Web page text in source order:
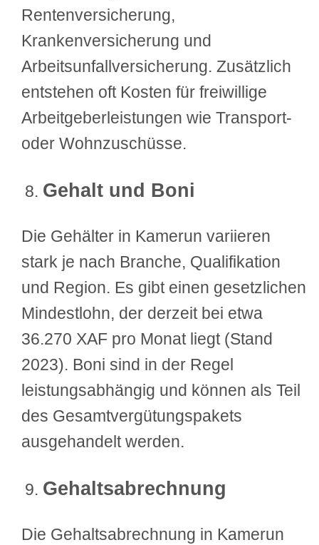
Rentenversicherung,
Krankenversicherung und
Arbeitsunfallversicherung. Zusätzlich
entstehen oft Kosten für freiwillige
Arbeitgeberleistungen wie Transport-
oder Wohnzuschüsse.
Gehalt und Boni
Die Gehälter in Kamerun variieren
stark je nach Branche, Qualifikation
und Region. Es gibt einen gesetzlichen
Mindestlohn, der derzeit bei etwa
36.270 XAF pro Monat liegt (Stand
2023). Boni sind in der Regel
leistungsabhängig und können als Teil
des Gesamtvergütungspakets
ausgehandelt werden.
Gehaltsabrechnung
Die Gehaltsabrechnung in Kamerun